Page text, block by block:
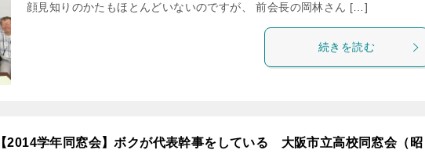
顔見知りのかたもほとんどいないのですが、 前会長の岡林さん […]
続きを読む
【2014学年同窓会】ボクが代表幹事をしている 大阪市立高校同窓会（昭